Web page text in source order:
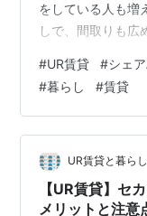
をしている人も増
しで、間取りも広
でシェアハウスと
い方 ■ URでシェ
URでシェアハウ
● 広い間取りが
シェアハウスをす
「同…
#UR賃貸 #シェ
#暮らし #賃貸
UR賃貸と暮ら
【UR賃貸】セ
メリットと注意